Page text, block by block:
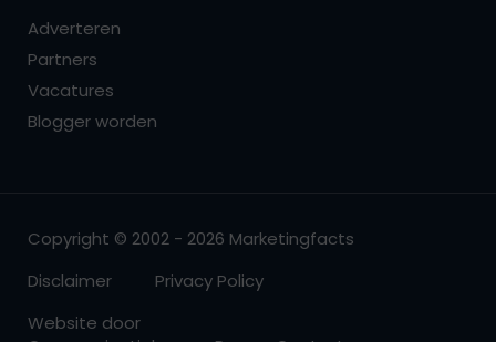
Adverteren
Partners
Vacatures
Blogger worden
Copyright © 2002 - 2026 Marketingfacts
Disclaimer
Privacy Policy
Website door